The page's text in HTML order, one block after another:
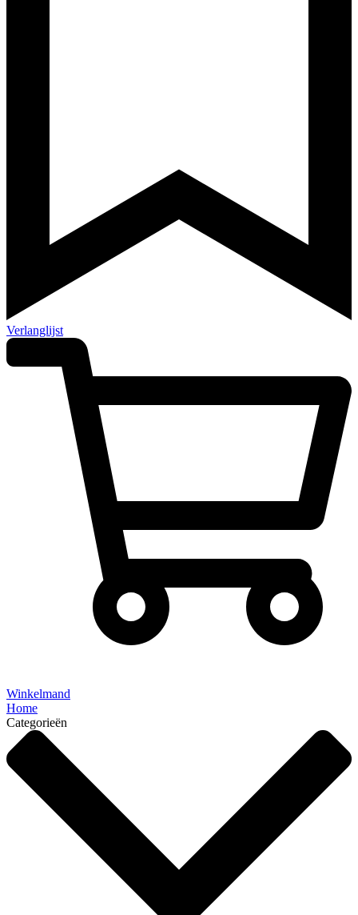
Verlanglijst
Winkelmand
Home
Categorieën